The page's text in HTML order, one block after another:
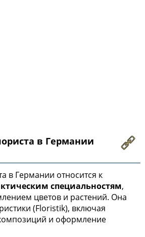
в Германии
в Германии относится к
специальностям,
цветов и растений. Она
(Floristik), включая
и оформление